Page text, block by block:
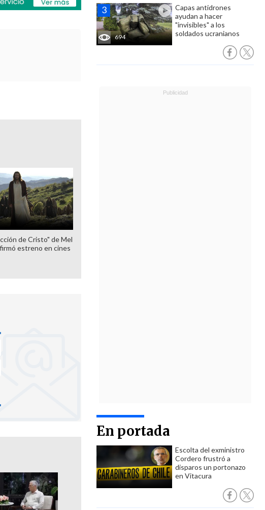
694
Capas antidrones
ayudan a hacer
"invisibles" a los
soldados ucranianos
En portada
Escolta del exministro
Cordero frustró a
disparos un portonazo
en Vitacura
de Cristo" de Mel
estreno en cines